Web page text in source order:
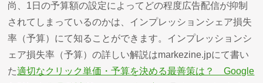
尚、1日の予算額の設定によってどの程度広告配信が抑制
されてしまっているのかは、インプレッションシェア損失
率（予算）にて知ることができます。インプレッションシ
ェア損失率（予算）の詳しい解説はmarkezine.jpにて書い
た適切なクリック単価・予算を決める最善策は？ Google